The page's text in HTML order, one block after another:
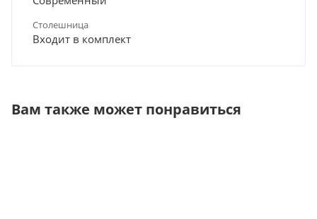
Столешница
Входит в комплект
Вам также может понравиться